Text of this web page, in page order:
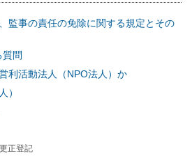
監事の責任の免除に関する規定とその
問
利活動法人（NPO法人）か
）
更正登記